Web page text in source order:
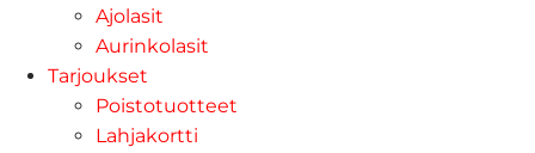
Ajolasit
Aurinkolasit
Tarjoukset
Poistotuotteet
Lahjakortti